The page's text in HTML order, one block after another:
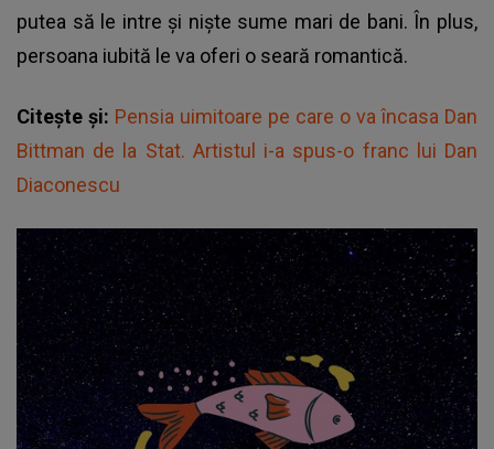
putea să le intre și niște sume mari de bani. În plus,
persoana iubită le va oferi o seară romantică.
Citește și: Pensia uimitoare pe care o va încasa Dan
Bittman de la Stat. Artistul i-a spus-o franc lui Dan
Diaconescu